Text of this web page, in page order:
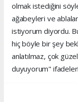
olmak istediğini
ağabeyleri ve
istiyorum diyordu.
hiç böyle bir şey
anlatılmaz, çok
duyuyorum"